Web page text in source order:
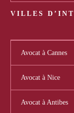
VILLES
Avocat à Cannes
Avocat à Nice
Avocat à Antibes